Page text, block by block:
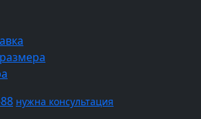
нужна консультация